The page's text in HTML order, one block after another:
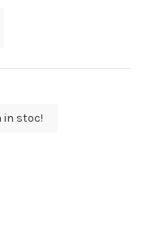
in stoc!